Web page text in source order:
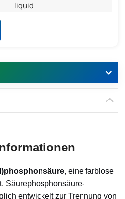
liquid
, eine farblose
Säurephosphonsäure-
entwickelt zur Trennung von